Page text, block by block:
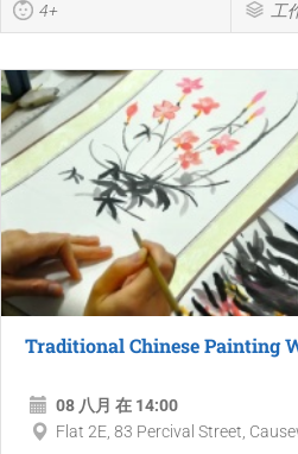
4+ 工
Traditional Chinese Painting
08 八月 在 14:00
Flat 2E, 83 Percival Street,